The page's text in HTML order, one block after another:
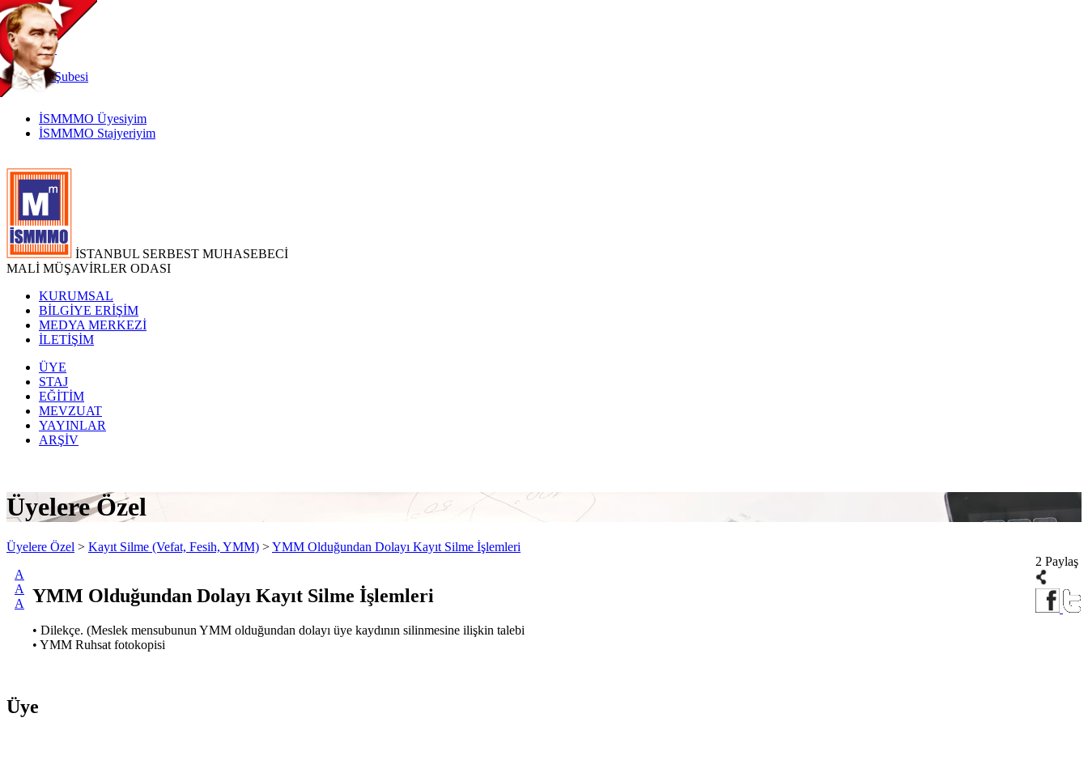
TR
|
EN
İnternetŞubesi
İSMMMO Üyesiyim
İSMMMO Stajyeriyim
İSTANBUL SERBEST MUHASEBECİ
MALİ MÜŞAVİRLER ODASI
KURUMSAL
BİLGİYE ERİŞİM
MEDYA MERKEZİ
İLETİŞİM
ÜYE
STAJ
EĞİTİM
MEVZUAT
YAYINLAR
ARŞİV
Üyelere Özel
Üyelere Özel > Kayıt Silme (Vefat, Fesih, YMM) >YMM Olduğundan Dolayı Kayıt Silme İşlemleri
A
A
A
2 Paylaş
YMM Olduğundan Dolayı Kayıt Silme İşlemleri
• Dilekçe. (Meslek mensubunun YMM olduğundan dolayı üye kaydının silinmesine ilişkin talebi
• YMM Ruhsat fotokopisi
Üye